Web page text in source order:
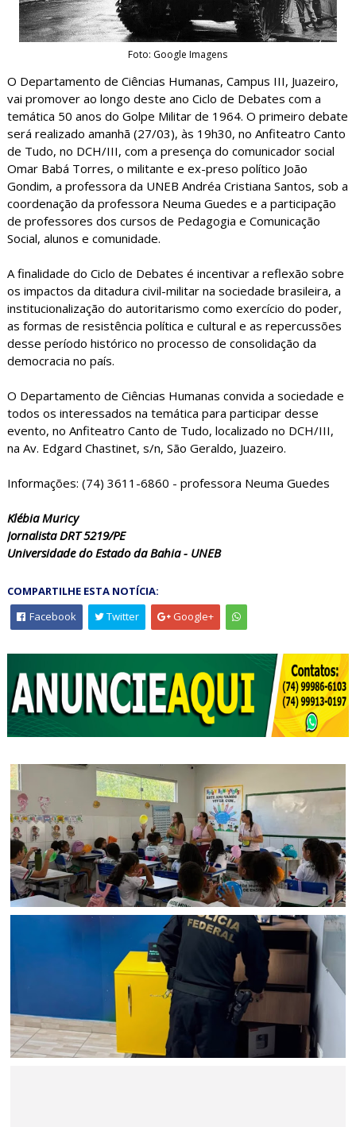
Foto: Google Imagens
O Departamento de Ciências Humanas, Campus III, Juazeiro,
vai promover ao longo deste ano Ciclo de Debates com a
temática 50 anos do Golpe Militar de 1964. O primeiro debate
será realizado amanhã (27/03), às 19h30, no Anfiteatro Canto
de Tudo, no DCH/III, com a presença do comunicador social
Omar Babá Torres, o militante e ex-preso político João
Gondim, a professora da UNEB Andréa Cristiana Santos, sob a
coordenação da professora Neuma Guedes e a participação
de professores dos cursos de Pedagogia e Comunicação
Social, alunos e comunidade.
A finalidade do Ciclo de Debates é incentivar a reflexão sobre
os impactos da ditadura civil-militar na sociedade brasileira, a
institucionalização do autoritarismo como exercício do poder,
as formas de resistência política e cultural e as repercussões
desse período histórico no processo de consolidação da
democracia no país.
O Departamento de Ciências Humanas convida a sociedade e
todos os interessados na temática para participar desse
evento, no Anfiteatro Canto de Tudo, localizado no DCH/III,
na Av. Edgard Chastinet, s/n, São Geraldo, Juazeiro.
Informações: (74) 3611-6860 - professora Neuma Guedes
Klébia Muricy
Jornalista DRT 5219/PE
Universidade do Estado da Bahia - UNEB
COMPARTILHE ESTA NOTÍCIA:
Facebook
Twitter Google+
Estudantes de escola particular de Salvador realizam
missão solidária que beneficia mais de 3 mil estudantes
da rede pública no interior da Bahia